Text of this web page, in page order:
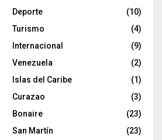
Deporte
(10)
Turismo
(4)
Internacional
(9)
Venezuela
(2)
Islas del Caribe
(1)
Curazao
(3)
Bonaire
(23)
San Martín
(23)